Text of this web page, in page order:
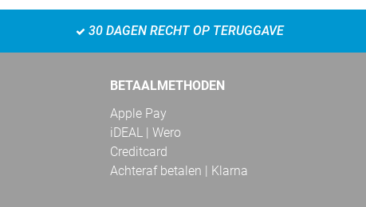
30 DAGEN RECHT OP TERUGGAVE
BETAALMETHODEN
Apple Pay
iDEAL | Wero
Creditcard
Achteraf betalen | Klarna